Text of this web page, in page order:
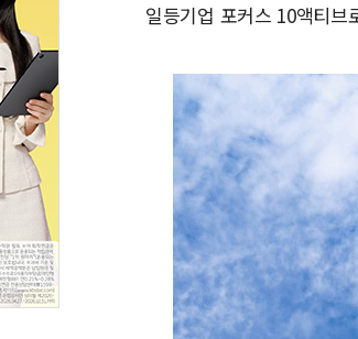
일등기업 포커스 10액티